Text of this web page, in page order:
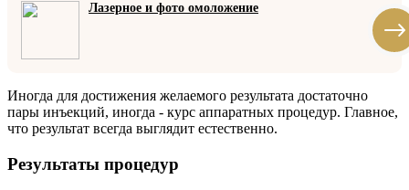
Лазерное и фото омоложение
Иногда для достижения желаемого результата достаточно
пары инъекций, иногда - курс аппаратных процедур. Главное,
что результат всегда выглядит естественно.
Результаты процедур